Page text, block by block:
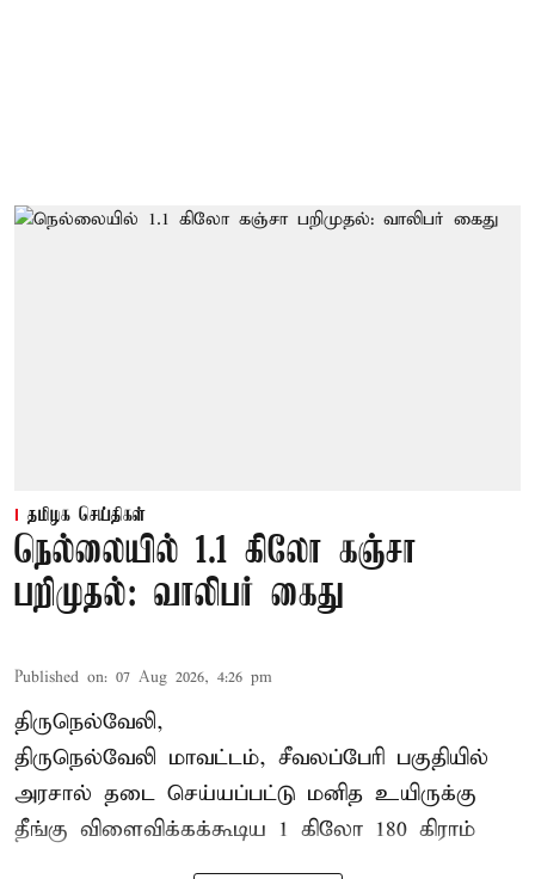
தமிழக செய்திகள்
நெல்லையில் 1.1 கிலோ கஞ்சா
பறிமுதல்: வாலிபர் கைது
Published on: 07 Aug 2026, 4:26 pm
திருநெல்வேலி,
திருநெல்வேலி மாவட்டம், சீவலப்பேரி பகுதியில்
அரசால் தடை செய்யப்பட்டு மனித உயிருக்கு
தீங்கு விளைவிக்கக்கூடிய 1 கிலோ 180 கிராம்